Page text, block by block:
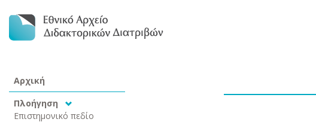
Αρχική
Πλοήγηση
Επιστημονικό πεδίο